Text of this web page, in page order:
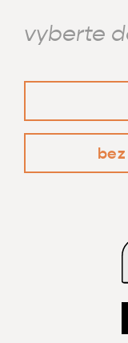
vyberte